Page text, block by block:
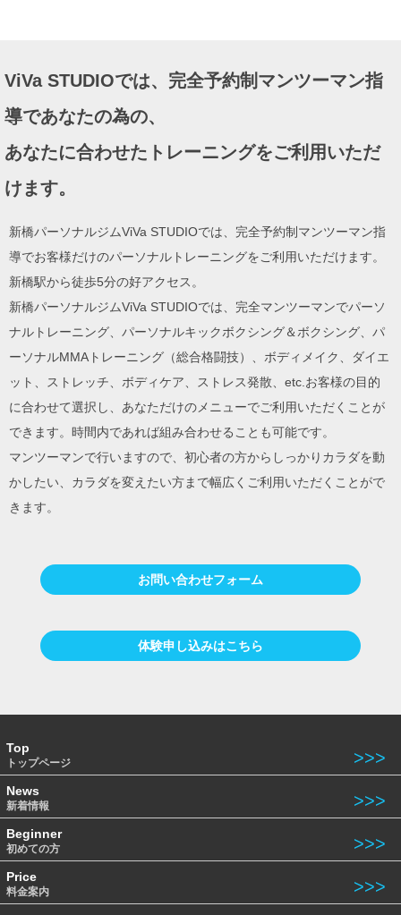
シ
ョ
ViVa STUDIOでは、完全予約制マンツーマン指
導であなたの為の、
あなたに合わせたトレーニングをご利用いただ
けます。
新橋パーソナルジムViVa STUDIOでは、完全予約制マンツーマン指
導でお客様だけのパーソナルトレーニングをご利用いただけます。
新橋駅から徒歩5分の好アクセス。
新橋パーソナルジムViVa STUDIOでは、完全マンツーマンでパーソ
ナルトレーニング、パーソナルキックボクシング＆ボクシング、パ
ーソナルMMAトレーニング（総合格闘技）、ボディメイク、ダイエ
ット、ストレッチ、ボディケア、ストレス発散、etc.お客様の目的
に合わせて選択し、あなただけのメニューでご利用いただくことが
できます。時間内であれば組み合わせることも可能です。
マンツーマンで行いますので、初心者の方からしっかりカラダを動
かしたい、カラダを変えたい方まで幅広くご利用いただくことがで
きます。
お問い合わせフォーム
体験申し込みはこちら
Top
トップページ
News
新着情報
Beginner
初めての方
Price
料金案内